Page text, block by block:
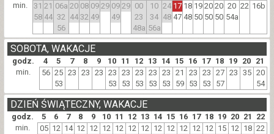
min.
31
58
21
44
06a
32
56
20
44
08
32
09
49
29 09
49
29 00
23
48a
10
34
56a
24
48
17
47
18
48
19
50
20
50
20
50
20
54a
22 16b
godz. 4 5 7 8 9 10 11 12 13 14 15 16 17 18 19 20 21
SOBOTA, WAKACJE
min. 56 25
53
23 23 23 23
53
23
53
23
53
23
53
23
53
21
59
23
53
23
53
27
57
23 35 20
54
godz. 5 6 7 8 9 10 11 12 13 14 15 16 17 18 19 20 21 22
DZIEŃ ŚWIĄTECZNY, WAKACJE
min. 05 12 14 12 12 12 12 12 12 12 12 12 12 12 15 12 18 22